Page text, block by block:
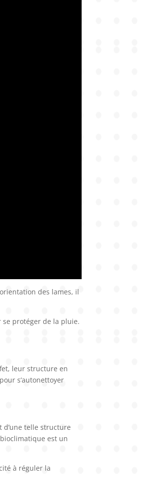
des lames, il
protéger de la pluie.
leur structure en
s’autonettoyer
telle structure
est un
à réguler la